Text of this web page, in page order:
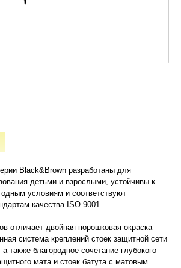
Black&Brown разработаны для
детьми и взрослыми, устойчивы к
условиям и соответствуют
качества ISO 9001.
отличает двойная порошковая окраска
система креплений стоек защитной сети
также благородное сочетание глубокого
мата и стоек батута с матовым